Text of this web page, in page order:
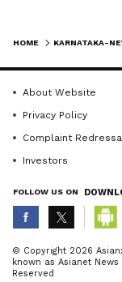
ಕೊಡುತ್ತದೆ
ಅರಿವು ಮೂಡಿಸಿದರೆ
ತಪ್ಪಿಸಬಹುದು
ಮಾದಕ
ABOUT THE
K
HOME KARNATAKA-
About Website
Privacy Policy
Complaint Redressal
Investors
FOLLOW US ON
© Copyright 2026
known as Asianet
Reserved